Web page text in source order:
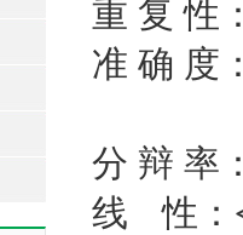
重 复 性
准 确 度
分 辩 率
线
性：